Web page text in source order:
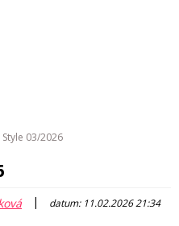
03/2026
| datum: 11.02.2026 21:34